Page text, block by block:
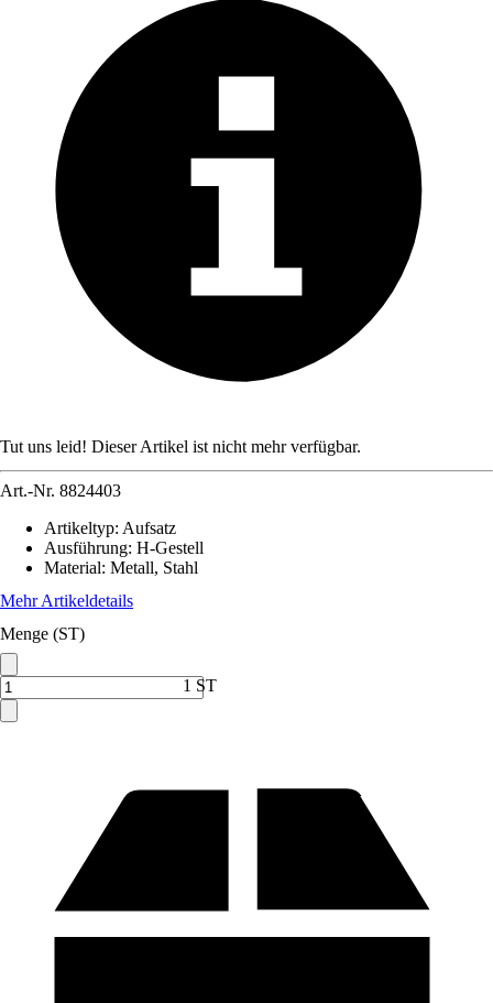
Tut uns leid! Dieser Artikel ist nicht mehr verfügbar.
Art.-Nr. 8824403
Artikeltyp: Aufsatz
Ausführung: H-Gestell
Material: Metall, Stahl
Mehr Artikeldetails
Menge (ST)
1 ST